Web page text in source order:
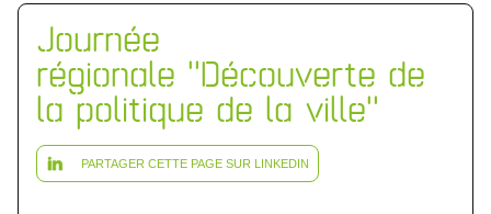
Journée
régionale "Découverte de
la politique de la ville"
PARTAGER CETTE PAGE SUR LINKEDIN